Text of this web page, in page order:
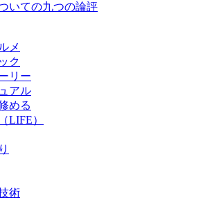
いての九つの論評
メ
ク
リー
アル
める
LIFE）
術